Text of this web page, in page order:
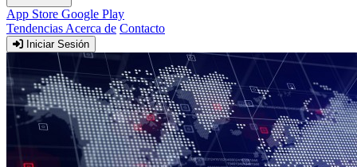
App Store Google Play
Tendencias Acerca de Contacto
Iniciar Sesión